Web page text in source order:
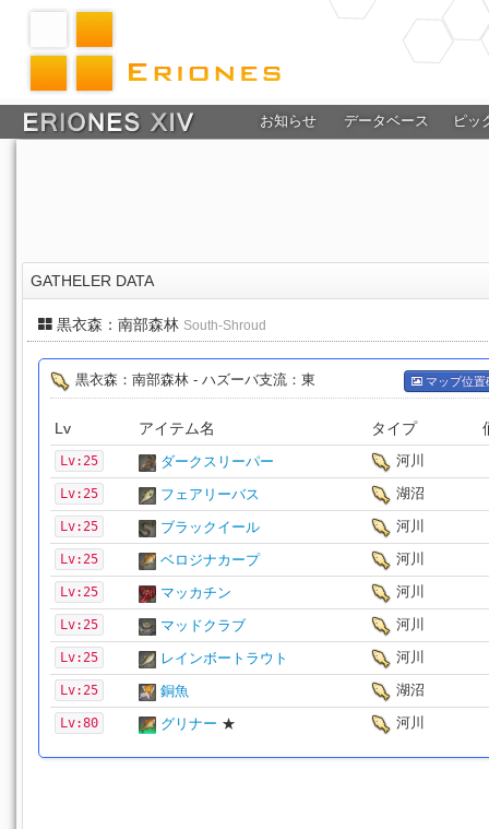
お知らせ データベース ピッ
GATHELER DATA
黒衣森：南部森林 South-Shroud
黒衣森：南部森林 - ハズーバ支流：東 マップ位置
Lv アイテム名 タイプ
Lv:25 ダークスリーパー 河川
Lv:25 フェアリーバス 湖沼
Lv:25 ブラックイール 河川
Lv:25 ベロジナカープ 河川
Lv:25 マッカチン 河川
Lv:25 マッドクラブ 河川
Lv:25 レインボートラウト 河川
Lv:25 銅魚 湖沼
Lv:80 グリナー ★ 河川